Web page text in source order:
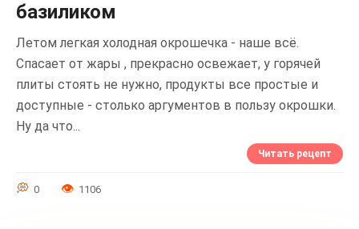
базиликом
Летом легкая холодная окрошечка - наше всё.
Спасает от жары , прекрасно освежает, у горячей
плиты стоять не нужно, продукты все простые и
доступные - столько аргументов в пользу окрошки.
Ну да что...
Читать рецепт
0 1106